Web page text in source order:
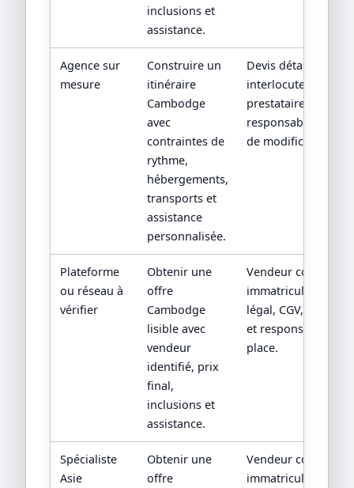
inclusions et
assistance.
Agence sur
mesure
Construire un
itinéraire
Cambodge
avec
contraintes de
rythme,
hébergements,
transports et
assistance
personnalisée.
Devis détaillé,
interlocuteur,
prestataires locaux
responsabilités en
de modification.
Plateforme
ou réseau à
vérifier
Obtenir une
offre
Cambodge
lisible avec
vendeur
identifié, prix
final,
inclusions et
assistance.
Vendeur
immatriculation/
légal, CGV,
et responsabilité
place.
Spécialiste
Asie
Obtenir une
offre
Vendeur
immatriculation/